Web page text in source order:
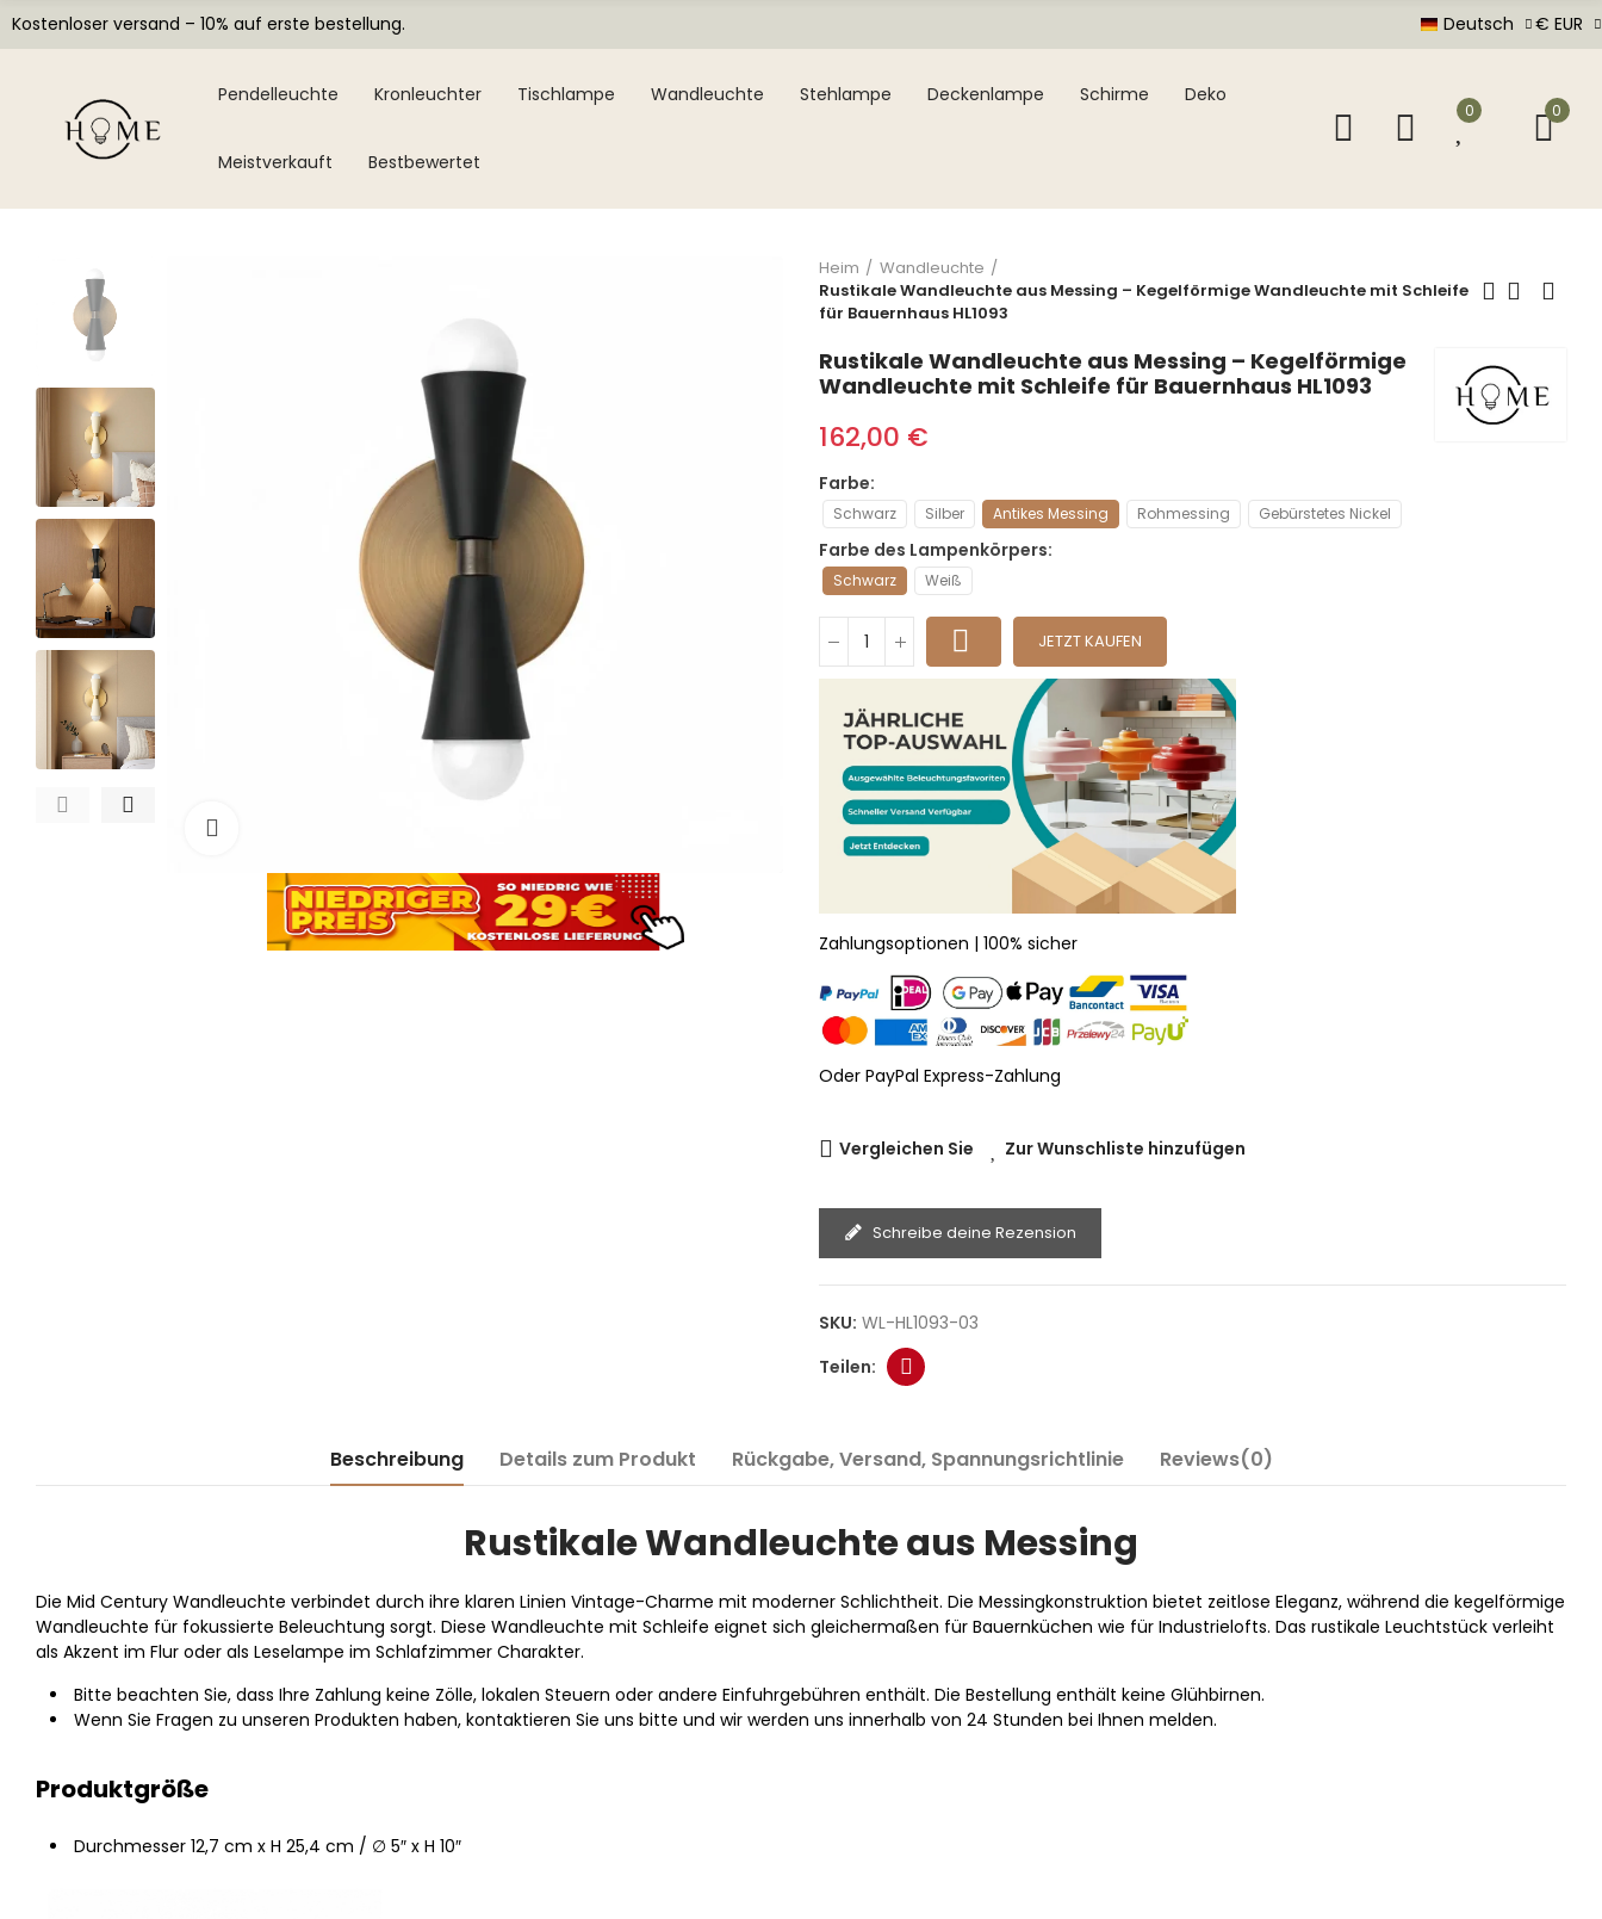
Kostenloser versand – 10% auf erste bestellung. Deutsch € EUR
Pendelleuchte Kronleuchter Tischlampe Wandleuchte Stehlampe Deckenlampe Schirme Deko
Meistverkauft Bestbewertet
0 0
Heim
Wandleuchte
Rustikale Wandleuchte aus Messing – Kegelförmige Wandleuchte mit Schleife
für Bauernhaus HL1093
Rustikale Wandleuchte aus Messing – Kegelförmige
Wandleuchte mit Schleife für Bauernhaus HL1093
162,00 €
Farbe
Schwarz Silber Antikes Messing Rohmessing Gebürstetes Nickel
Farbe des Lampenkörpers
Schwarz Weiß
JETZT KAUFEN
Zahlungsoptionen | 100% sicher
Oder PayPal Express-Zahlung
Vergleichen Sie Zur Wunschliste hinzufügen
Schreibe deine Rezension
SKU: WL-HL1093-03
Beschreibung Details zum Produkt Rückgabe, Versand, Spannungsrichtlinie Reviews(0)
Rustikale Wandleuchte aus Messing
Die Mid Century Wandleuchte verbindet durch ihre klaren Linien Vintage-Charme mit moderner Schlichtheit. Die Messingkonstruktion bietet zeitlose Eleganz, während die kegelförmige
Wandleuchte für fokussierte Beleuchtung sorgt. Diese Wandleuchte mit Schleife eignet sich gleichermaßen für Bauernküchen wie für Industrielofts. Das rustikale Leuchtstück verleiht
als Akzent im Flur oder als Leselampe im Schlafzimmer Charakter.
Bitte beachten Sie, dass Ihre Zahlung keine Zölle, lokalen Steuern oder andere Einfuhrgebühren enthält. Die Bestellung enthält keine Glühbirnen.
Wenn Sie Fragen zu unseren Produkten haben, kontaktieren Sie uns bitte und wir werden uns innerhalb von 24 Stunden bei Ihnen melden.
Produktgröße
Durchmesser 12,7 cm x H 25,4 cm / ∅ 5″ x H 10″